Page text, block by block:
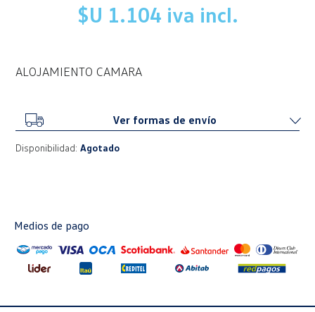
$U 1.104 iva incl.
ALOJAMIENTO CAMARA
Ver formas de envío
Disponibilidad: Agotado
Medios de pago